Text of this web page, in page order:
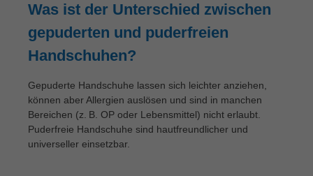
Was ist der Unterschied zwischen
gepuderten und puderfreien
Handschuhen?
Gepuderte Handschuhe lassen sich leichter anziehen,
können aber Allergien auslösen und sind in manchen
Bereichen (z. B. OP oder Lebensmittel) nicht erlaubt.
Puderfreie Handschuhe sind hautfreundlicher und
universeller einsetzbar.